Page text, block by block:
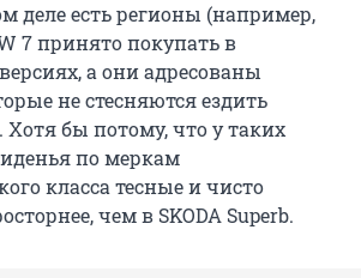
деле есть регионы (например,
7 принято покупать в
а они адресованы
не стесняются ездить
Хотя бы потому, что у таких
по меркам
класса тесные и чисто
чем в SKODA Superb.